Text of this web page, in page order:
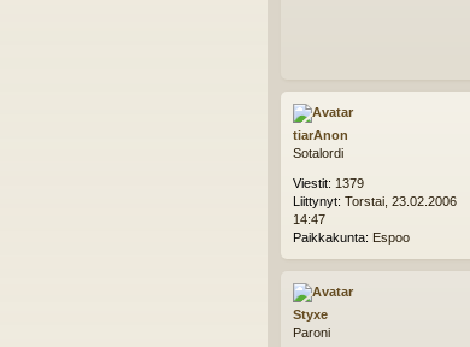
tiarAnon
Sotalordi
Viestit: 1379
Liittynyt: Torstai, 23.02.2006
14:47
Paikkakunta: Espoo
Styxe
Paroni